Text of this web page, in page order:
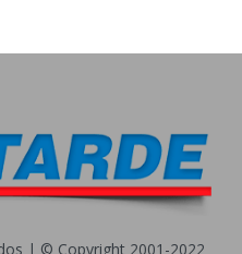
| © Copyright 2001-2022